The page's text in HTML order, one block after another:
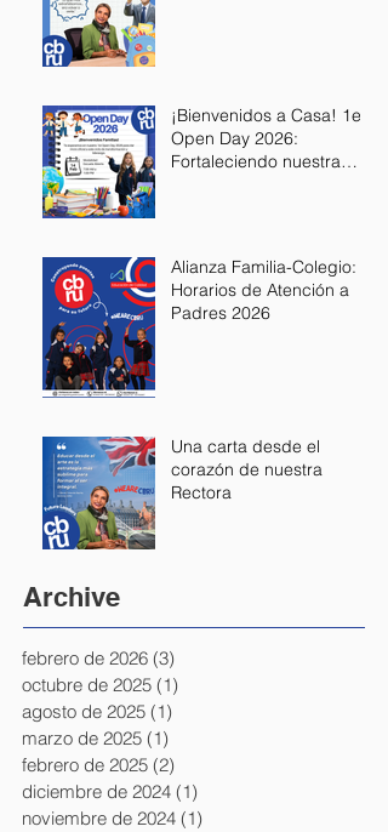
¡Bienvenidos a Casa! 1er
Open Day 2026:
Fortaleciendo nuestra
Alianza Familia-Colegio:
Horarios de Atención a
Padres 2026
Una carta desde el
corazón de nuestra
Rectora
Archive
febrero de 2026 (3)
octubre de 2025 (1)
agosto de 2025 (1)
marzo de 2025 (1)
febrero de 2025 (2)
diciembre de 2024 (1)
noviembre de 2024 (1)